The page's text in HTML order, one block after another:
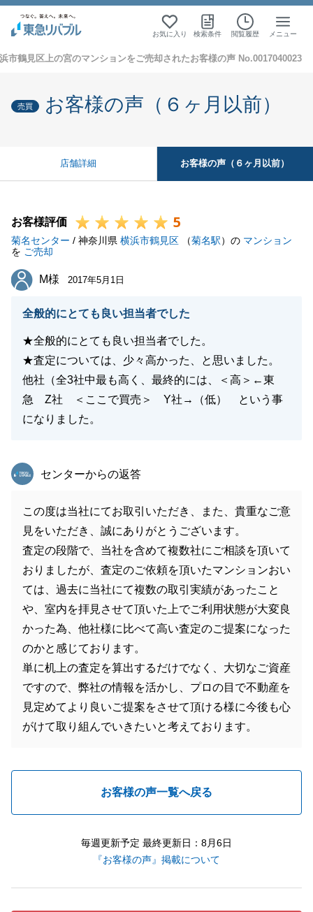
お気に入り 検索条件 閲覧履歴 メニュー
市鶴見区上の宮のマンションをご売却されたお客様の声 No.0017040023
売買 お客様の声（６ヶ月以前）
店舗詳細 お客様の声（６ヶ月以前）
お客様評価 5
菊名センター / 神奈川県 横浜市鶴見区 （菊名駅）の マンション
を ご売却
M様
M様 2017年5月1日
全般的にとても良い担当者でした
★全般的にとても良い担当者でした。
★査定については、少々高かった、と思いました。
他社（全3社中最も高く、最終的には、＜高＞←東
急 Z社 ＜ここで買売＞ Y社→（低） という事
になりました。
東急リバブル
センターからの返答
この度は当社にてお取引いただき、また、貴重なご意
見をいただき、誠にありがとうございます。
査定の段階で、当社を含めて複数社にご相談を頂いて
おりましたが、査定のご依頼を頂いたマンションおい
ては、過去に当社にて複数の取引実績があったこと
や、室内を拝見させて頂いた上でご利用状態が大変良
かった為、他社様に比べて高い査定のご提案になった
のかと感じております。
単に机上の査定を算出するだけでなく、大切なご資産
ですので、弊社の情報を活かし、プロの目で不動産を
見定めてより良いご提案をさせて頂ける様に今後も心
がけて取り組んでいきたいと考えております。
お客様の声一覧へ戻る
毎週更新予定 最終更新日：8月6日
『お客様の声』掲載について